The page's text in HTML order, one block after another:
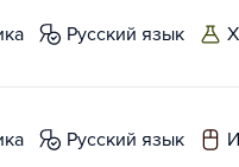
русский язык
русский язык